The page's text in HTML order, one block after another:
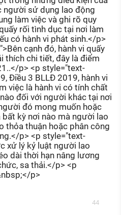
người sử dụng lao động
làm việc và ghi rõ quy
rối tình dục tại nơi làm
có hành vi phát sinh.</p>
cạnh đó, hành vi quấy
thích chi tiết, đây là điểm
p> <p style="text-
Điều 3 BLLĐ 2019, hành vi
việc là hành vi có tính chất
đối với người khác tại nơi
đó mong muốn hoặc
kỳ nơi nào mà người lao
thỏa thuận hoặc phân công
p> <p style="text-
xử lý kỷ luật người lao
dài thời hạn nâng lương
sa thải.</p> <p
p>
44